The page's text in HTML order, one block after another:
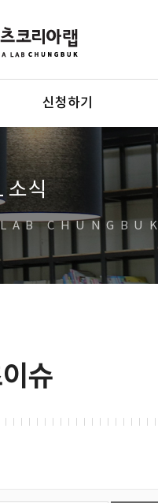
신청하기
소식
CHUNGBUK
슈